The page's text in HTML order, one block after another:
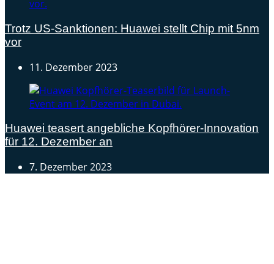
Trotz US-Sanktionen: Huawei stellt Chip mit 5nm
vor
11. Dezember 2023
Huawei teasert angebliche Kopfhörer-Innovation
für 12. Dezember an
7. Dezember 2023